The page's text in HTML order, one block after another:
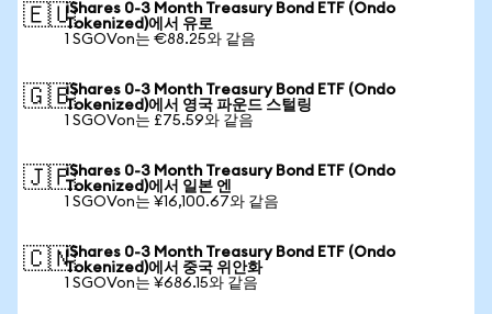
🇪🇺iShares 0-3 Month Treasury Bond ETF (Ondo
Tokenized)에서 유로
1 SGOVon는 €88.25와 같음
🇬🇧iShares 0-3 Month Treasury Bond ETF (Ondo
Tokenized)에서 영국 파운드 스털링
1 SGOVon는 £75.59와 같음
🇯🇵iShares 0-3 Month Treasury Bond ETF (Ondo
Tokenized)에서 일본 엔
1 SGOVon는 ¥16,100.67와 같음
🇨🇳iShares 0-3 Month Treasury Bond ETF (Ondo
Tokenized)에서 중국 위안화
1 SGOVon는 ¥686.15와 같음